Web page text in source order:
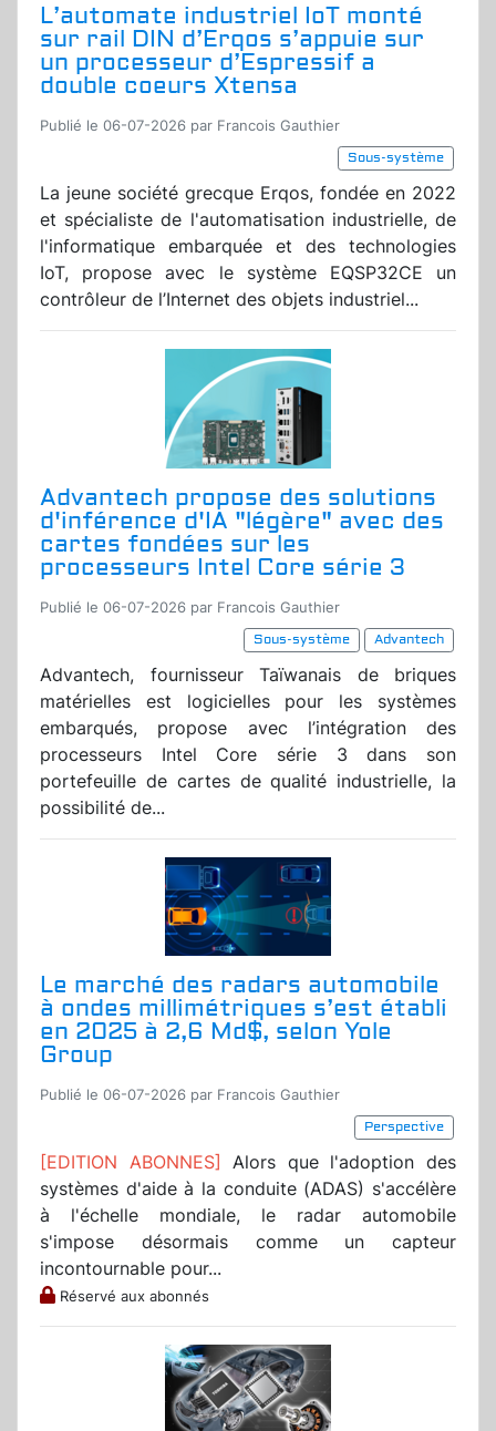
L’automate industriel IoT monté
sur rail DIN d’Erqos s’appuie sur
un processeur d’Espressif a
double coeurs Xtensa
Publié le 06-07-2026 par Francois Gauthier
Sous-système
La jeune société grecque Erqos, fondée en 2022
et spécialiste de l'automatisation industrielle, de
l'informatique embarquée et des technologies
IoT, propose avec le système EQSP32CE un
contrôleur de l’Internet des objets industriel...
Advantech propose des solutions
d'inférence d'IA "légère" avec des
cartes fondées sur les
processeurs Intel Core série 3
Publié le 06-07-2026 par Francois Gauthier
Sous-système
Advantech
Advantech, fournisseur Taïwanais de briques
matérielles est logicielles pour les systèmes
embarqués, propose avec l’intégration des
processeurs Intel Core série 3 dans son
portefeuille de cartes de qualité industrielle, la
possibilité de...
Le marché des radars automobile
à ondes millimétriques s’est établi
en 2025 à 2,6 Md$, selon Yole
Group
Publié le 06-07-2026 par Francois Gauthier
Perspective
[EDITION ABONNES]Alors que l'adoption des
systèmes d'aide à la conduite (ADAS) s'accélère
à l'échelle mondiale, le radar automobile
s'impose désormais comme un capteur
incontournable pour...
Réservé aux abonnés